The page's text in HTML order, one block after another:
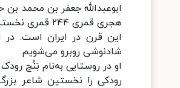
ابوعبدالله جعفر بن محمد
هجری قمری
این قرن در ایران است. در
شادنوشی روبرو می‌شویم.
او در روستایی به‌نام بَنُج
رودکی را نخستین شاعر